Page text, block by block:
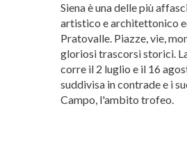
Siena è una delle più
artistico e architettonico
Pratovalle. Piazze, vie,
gloriosi trascorsi storici.
corre il 2 luglio e il 16
suddivisa in contrade e i
Campo, l'ambito trofeo.